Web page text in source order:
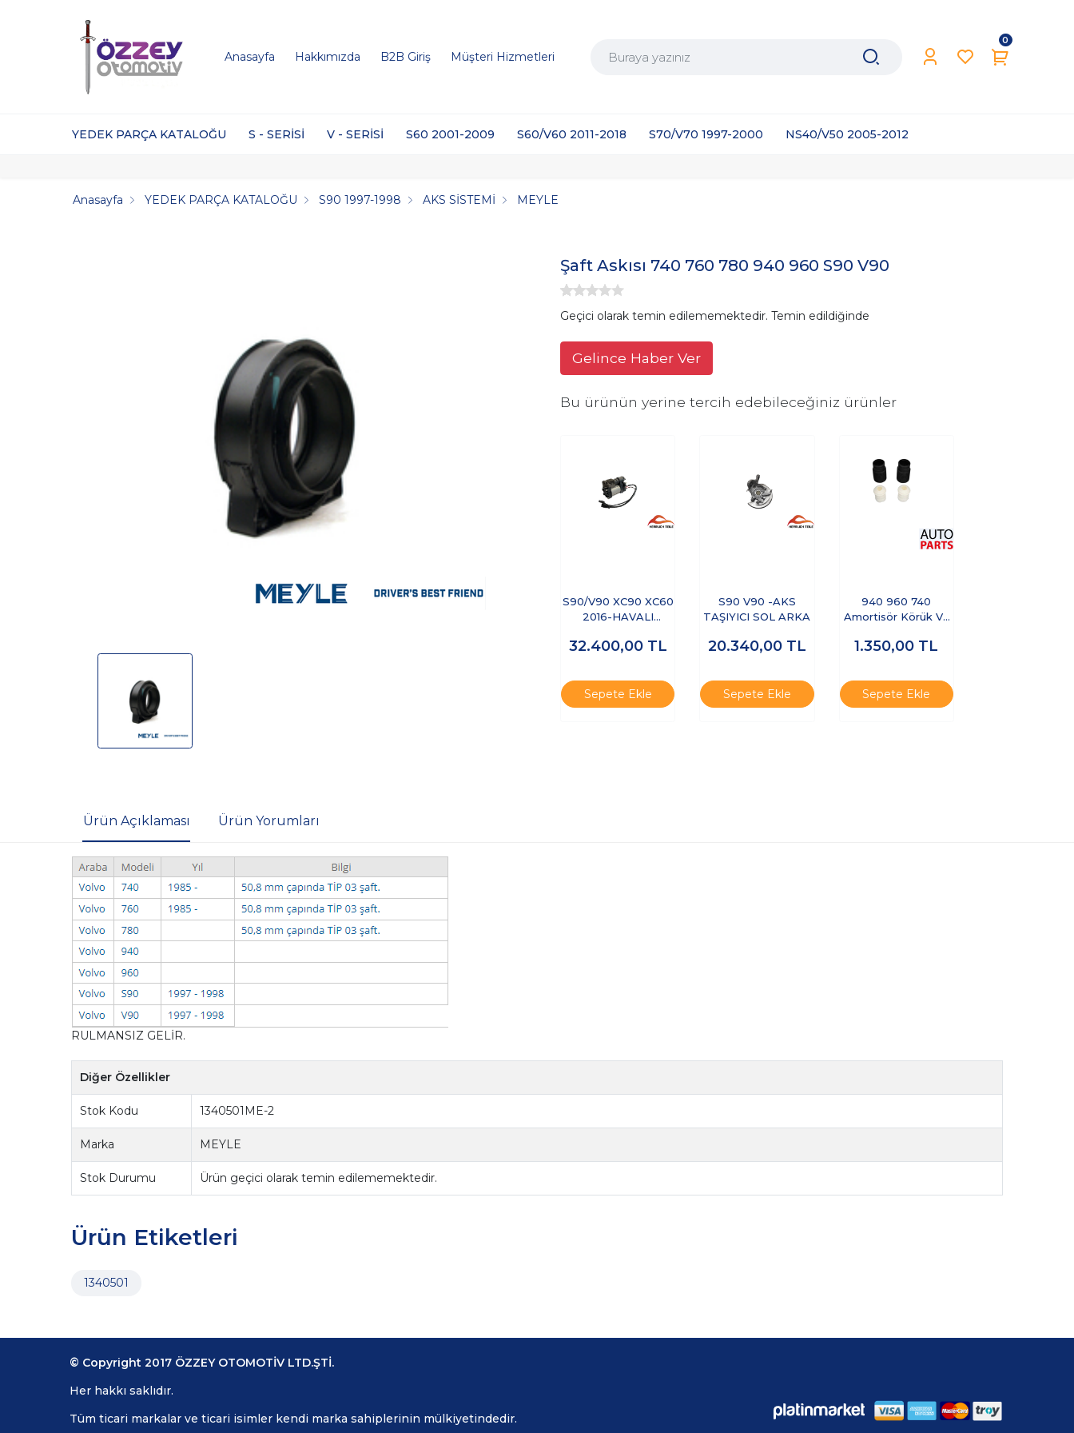
Anasayfa Hakkımızda B2B Giriş Müşteri Hizmetleri
0
YEDEK PARÇA KATALOĞU S - SERİSİ V - SERİSİ S60 2001-2009 S60/V60 2011-2018 S70/V70 1997-2000 NS40/V50 2005-2012
Anasayfa YEDEK PARÇA KATALOĞU S90 1997-1998 AKS SİSTEMİ MEYLE
Şaft Askısı 740 760 780 940 960 S90 V90
Geçici olarak temin edilememektedir. Temin edildiğinde
Gelince Haber Ver
Bu ürünün yerine tercih edebileceğiniz ürünler
S90/V90 XC90 XC60
2016-HAVALI
KOMPROSÖRÜ
32.400,00 TL
Sepete Ekle
S90 V90 -AKS
TAŞIYICI SOL ARKA
20.340,00 TL
Sepete Ekle
940 960 740
Amortisör Körük Ve
1.350,00 TL
Sepete Ekle
Ürün Açıklaması Ürün Yorumları
RULMANSIZ GELİR.
Diğer Özellikler
Stok Kodu 1340501ME-2
Marka MEYLE
Stok Durumu Ürün geçici olarak temin edilememektedir.
Ürün Etiketleri
1340501
© Copyright 2017 ÖZZEY OTOMOTİV LTD.ŞTİ.
Her hakkı saklıdır.
Tüm ticari markalar ve ticari isimler kendi marka sahiplerinin mülkiyetindedir.